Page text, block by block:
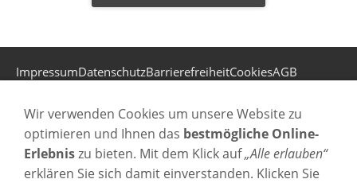
ImpressumDatenschutzBarrierefreiheitCookiesAGB
© Schmoock Design
Wir verwenden Cookies um unsere Website zu
optimieren und Ihnen das bestmögliche Online-
Erlebniszu bieten. Mit dem Klick auf„Alle erlauben“
erklären Sie sich damit einverstanden. Klicken Sie